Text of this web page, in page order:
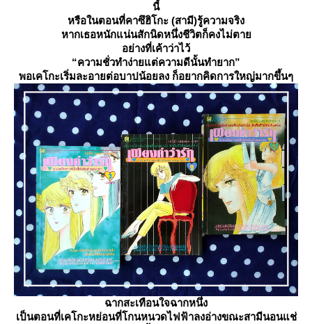
นี้
หรือในตอนที่คาซึฮิโกะ (สามี)รู้ความจริง
หากเธอหนักแน่นสักนิดหนึ่งชีวิตก็คงไม่ตา
อย่างที่เค้าว่าไว้
“ความชั่วทำง่ายแต่ความดีนั้นทำยาก”
พอเคโกะเริ่มละอายต่อบาปน้อยลง ก็อยากคิดการใหญ่มากขึ้นๆ
ฉากสะเทือนใจฉากหนึ่ง
เป็นตอนที่เคโกะหย่อนที่โกนหนวดไฟฟ้าลงอ่างขณะสามีนอนแช่